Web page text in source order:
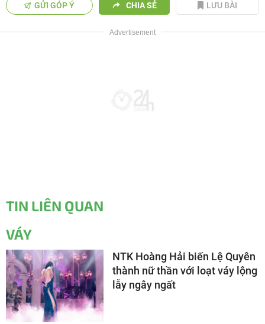
GỬI GÓP Ý CHIA SẺ LƯU BÀI
TIN LIÊN QUAN
VÁY
NTK Hoàng Hải biến Lệ Quyên
thành nữ thần với loạt váy lộng
lẫy ngây ngất